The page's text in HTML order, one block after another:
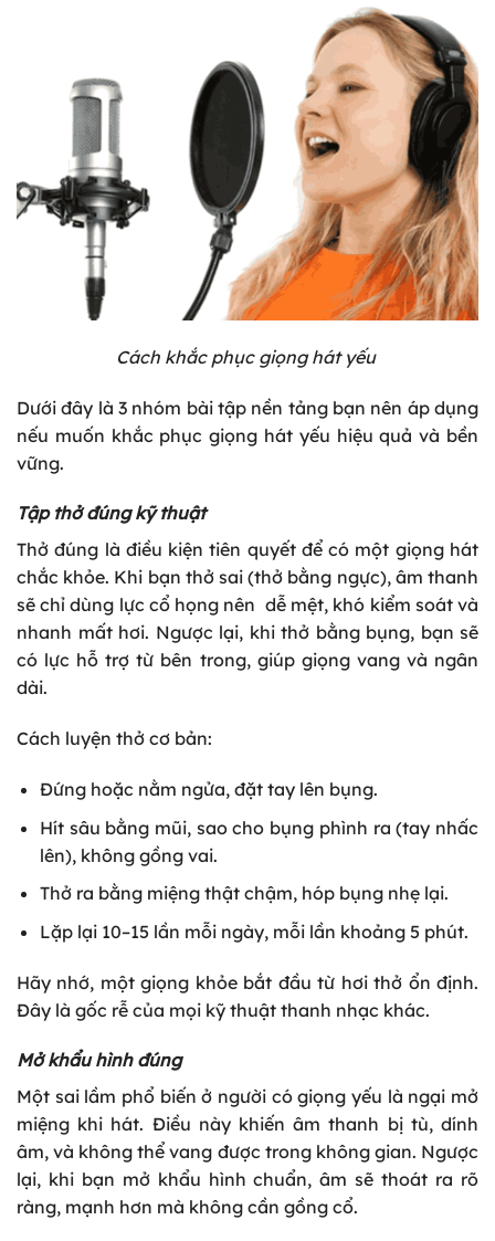
Cách khắc phục giọng hát yếu
Dưới đây là 3 nhóm bài tập nền tảng bạn nên áp dụng
nếu muốn khắc phục giọng hát yếu hiệu quả và bền
vững.
Tập thở đúng kỹ thuật
Thở đúng là điều kiện tiên quyết để có một giọng hát
chắc khỏe. Khi bạn thở sai (thở bằng ngực), âm thanh
sẽ chỉ dùng lực cổ họng nên dễ mệt, khó kiểm soát và
nhanh mất hơi. Ngược lại, khi thở bằng bụng, bạn sẽ
có lực hỗ trợ từ bên trong, giúp giọng vang và ngân
dài.
Cách luyện thở cơ bản:
Đứng hoặc nằm ngửa, đặt tay lên bụng.
Hít sâu bằng mũi, sao cho bụng phình ra (tay nhấc
lên), không gồng vai.
Thở ra bằng miệng thật chậm, hóp bụng nhẹ lại.
Lặp lại 10–15 lần mỗi ngày, mỗi lần khoảng 5 phút.
Hãy nhớ, một giọng khỏe bắt đầu từ hơi thở ổn định.
Đây là gốc rễ của mọi kỹ thuật thanh nhạc khác.
Mở khẩu hình đúng
Một sai lầm phổ biến ở người có giọng yếu là ngại mở
miệng khi hát. Điều này khiến âm thanh bị tù, dính
âm, và không thể vang được trong không gian. Ngược
lại, khi bạn mở khẩu hình chuẩn, âm sẽ thoát ra rõ
ràng, mạnh hơn mà không cần gồng cổ.